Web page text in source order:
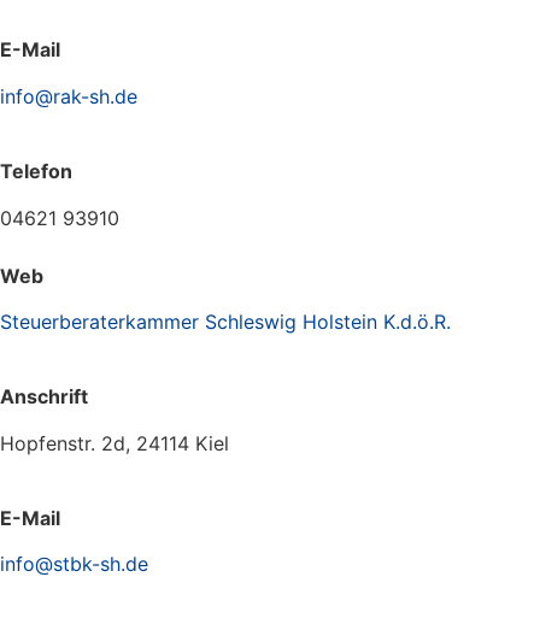
E-Mail
info@rak-sh.de
Telefon
04621 93910
Web
Steuerberaterkammer Schleswig Holstein K.d.ö.R.
Anschrift
Hopfenstr. 2d, 24114 Kiel
E-Mail
info@stbk-sh.de